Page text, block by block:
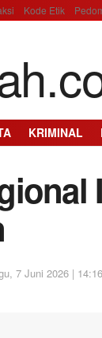
Kode Etik
KRIMINAL
7 Juni 2026 |